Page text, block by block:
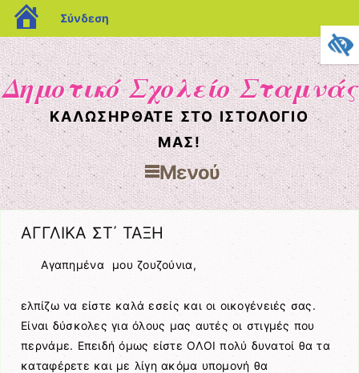
blogs.sch.gr
Σύνδεση
Δημοτικό Σχολείο Σταμνάς
ΚΑΛΩΣΉΡΘΑΤΕ ΣΤΟ ΙΣΤΟΛΌΓΙΌ
ΜΑΣ!
Μενού
Μετάβαση στο περιεχόμενο
ΑΓΓΛΙΚΑ ΣΤ΄ ΤΑΞΗ
Αγαπημένα μου ζουζούνια,
ελπίζω να είστε καλά εσείς και οι οικογένειές σας.
Είναι δύσκολες για όλους μας αυτές οι στιγμές που
περνάμε. Επειδή όμως είστε ΟΛΟΙ πολύ δυνατοί θα τα
καταφέρετε και με λίγη ακόμα υπομονή θα